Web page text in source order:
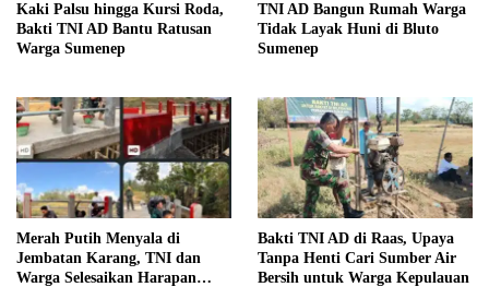
Kaki Palsu hingga Kursi Roda,
Bakti TNI AD Bantu Ratusan
Warga Sumenep
TNI AD Bangun Rumah Warga
Tidak Layak Huni di Bluto
Sumenep
Merah Putih Menyala di
Jembatan Karang, TNI dan
Warga Selesaikan Harapan
Bakti TNI AD di Raas, Upaya
Tanpa Henti Cari Sumber Air
Bersih untuk Warga Kepulauan